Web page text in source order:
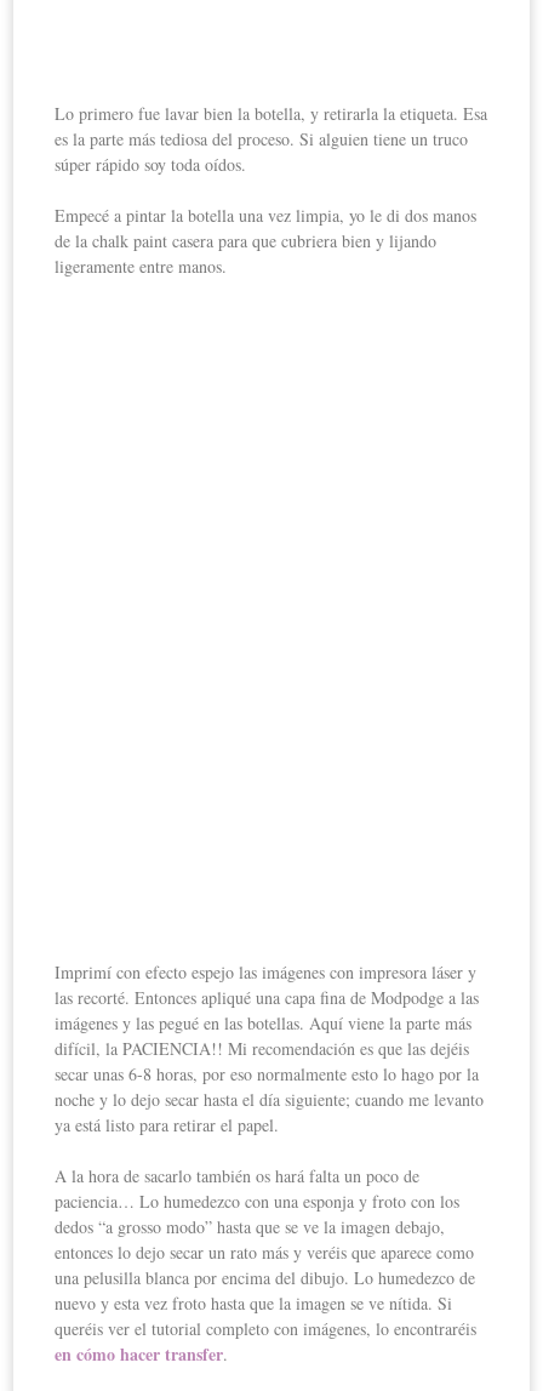
Lo primero fue lavar bien la botella, y retirarla la etiqueta. Esa
es la parte más tediosa del proceso. Si alguien tiene un truco
súper rápido soy toda oídos.
Empecé a pintar la botella una vez limpia, yo le di dos manos
de la chalk paint casera para que cubriera bien y lijando
ligeramente entre manos.
Imprimí con efecto espejo las imágenes con impresora láser y
las recorté. Entonces apliqué una capa fina de Modpodge a las
imágenes y las pegué en las botellas. Aquí viene la parte más
difícil, la PACIENCIA!! Mi recomendación es que las dejéis
secar unas 6-8 horas, por eso normalmente esto lo hago por la
noche y lo dejo secar hasta el día siguiente; cuando me levanto
ya está listo para retirar el papel.
A la hora de sacarlo también os hará falta un poco de
paciencia… Lo humedezco con una esponja y froto con los
dedos “a grosso modo” hasta que se ve la imagen debajo,
entonces lo dejo secar un rato más y veréis que aparece como
una pelusilla blanca por encima del dibujo. Lo humedezco de
nuevo y esta vez froto hasta que la imagen se ve nítida. Si
queréis ver el tutorial completo con imágenes, lo encontraréis
en cómo hacer transfer.